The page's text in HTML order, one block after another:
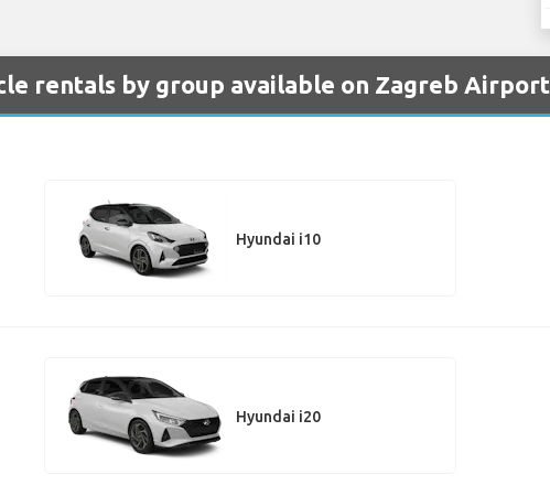
rentals by group available on Zagreb Airport
Hyundai i10
Hyundai i20